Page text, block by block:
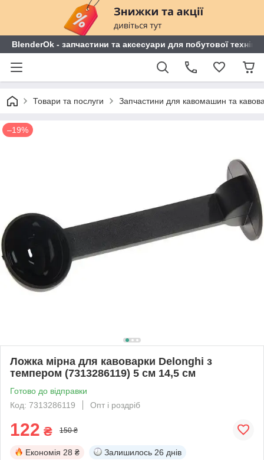
BlenderOk - запчастини та аксесуари для побутової техніки
Товари та послуги Запчастини для кавомашин та
–19%
Ложка мірна для кавоварки Delonghi з
темпером (7313286119) 5 см 14,5 см
Готово до відправки
Код: 7313286119
Опт і роздріб
122 ₴ 150 ₴
Економія 28 ₴ Залишилось 26 днів